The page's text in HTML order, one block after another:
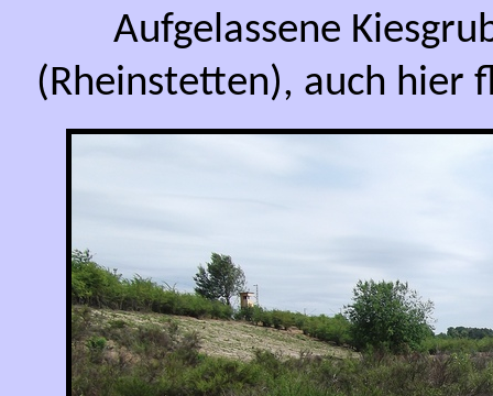
Aufgelassene
(Rheinstetten), auch hier